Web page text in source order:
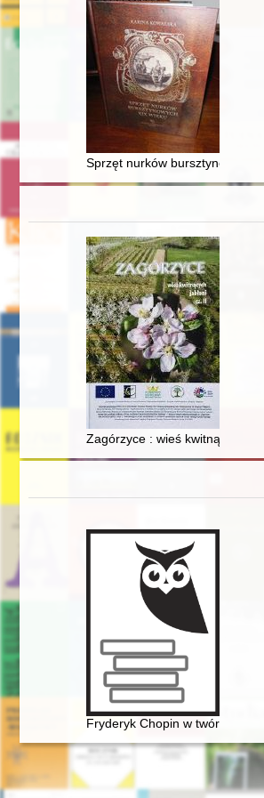
Sprzęt nurków bursztynowych
Zagórzyce : wieś kwitnących
Fryderyk Chopin w twórczości